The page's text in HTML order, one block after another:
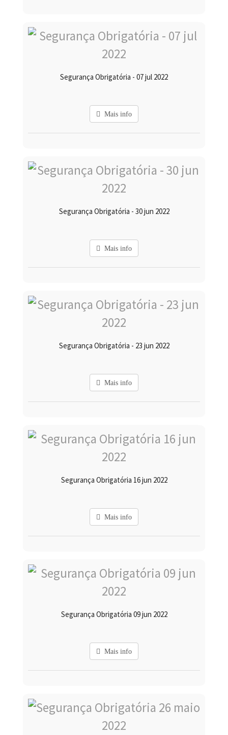
Segurança Obrigatória - 07 jul 2022
Mais info
Segurança Obrigatória - 30 jun 2022
Mais info
Segurança Obrigatória - 23 jun 2022
Mais info
Segurança Obrigatória 16 jun 2022
Mais info
Segurança Obrigatória 09 jun 2022
Mais info